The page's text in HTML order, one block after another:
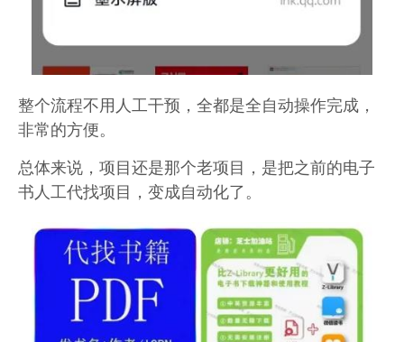
整个流程不用人工干预，全都是全自动操作完成，
非常的方便。
总体来说，项目还是那个老项目，是把之前的电子
书人工代找项目，变成自动化了。